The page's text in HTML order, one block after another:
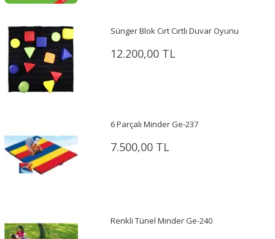
Sünger Blok Cırt Cırtlı Duvar Oyunu
12.200,00 TL
6 Parçalı Minder Ge-237
7.500,00 TL
Renkli Tünel Minder Ge-240